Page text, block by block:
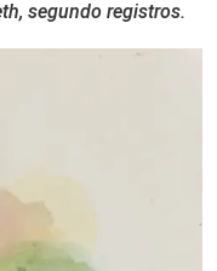
segundo registros.